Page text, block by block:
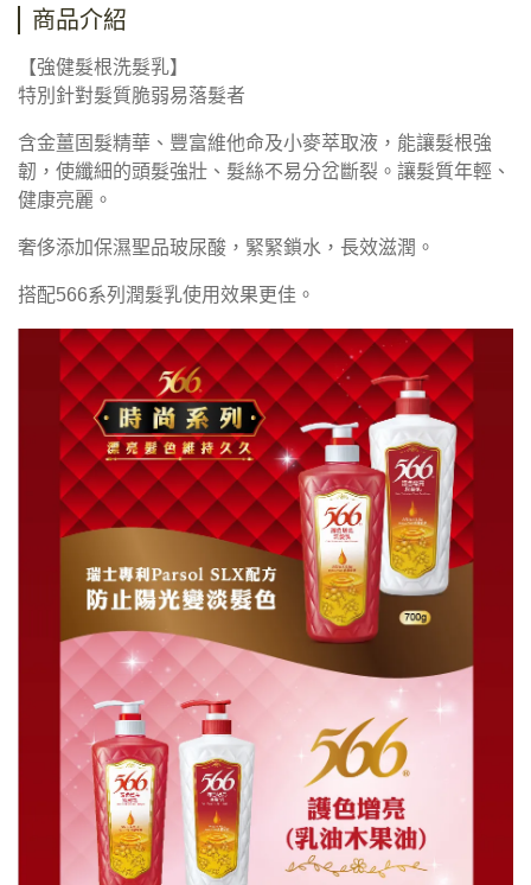
商品介紹
【強健髮根洗髮乳】
特別針對髮質脆弱易落髮者
含金薑固髮精華、豐富維他命及小麥萃取液，能讓髮根強
韌，使纖細的頭髮強壯、髮絲不易分岔斷裂。讓髮質年輕、
健康亮麗。
奢侈添加保濕聖品玻尿酸，緊緊鎖水，長效滋潤。
搭配566系列潤髮乳使用效果更佳。